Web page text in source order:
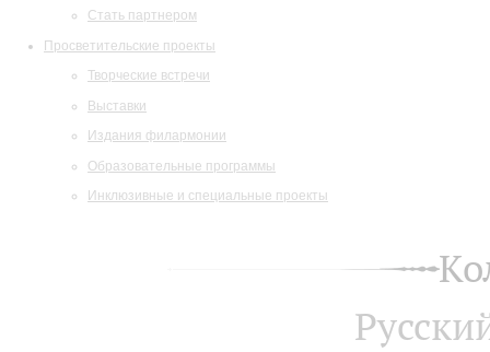
Стать партнером
Просветительские проекты
Творческие встречи
Выставки
Издания филармонии
Образовательные программы
Инклюзивные и специальные проекты